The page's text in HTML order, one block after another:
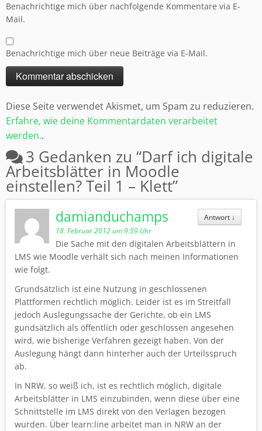
Benachrichtige mich über nachfolgende Kommentare via E-
Mail.
Benachrichtige mich über neue Beiträge via E-Mail.
Diese Seite verwendet Akismet, um Spam zu reduzieren.
Erfahre, wie deine Kommentardaten verarbeitet
werden..
3 Gedanken zu “Darf ich digitale
Arbeitsblätter in Moodle
einstellen? Teil 1 – Klett”
Antwort ↓
damianduchamps
18. Februar 2012 um 9:59 Uhr
Die Sache mit den digitalen Arbeitsblättern in
LMS wie Moodle verhält sich nach meinen Informationen
wie folgt.
Grundsätzlich ist eine Nutzung in geschlossenen
Plattformen rechtlich möglich. Leider ist es im Streitfall
jedoch Auslegungssache der Gerichte, ob ein LMS
gundsätzlich als öffentlich oder geschlossen angesehen
wird, wie bisherige Verfahren gezeigt haben. Von der
Auslegung hängt dann hinterher auch der Urteilsspruch
ab.
In NRW, so weiß ich, ist es rechtlich möglich, digitale
Arbeitsblätter in LMS einzubinden, wenn diese über eine
Schnittstelle im LMS direkt von den Verlagen bezogen
wurden. Über learn:line arbeitet man in NRW an der